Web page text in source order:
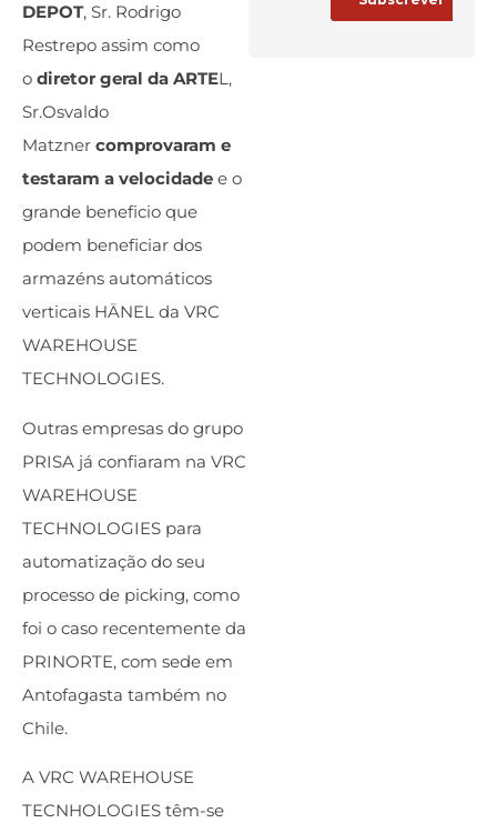
DEPOT, Sr. Rodrigo
Restrepo assim como
o diretor geral da ARTEL,
Sr.Osvaldo
Matzner comprovaram e
testaram a velocidade e o
grande beneficio que
podem beneficiar dos
armazéns automáticos
verticais HÄNEL da VRC
WAREHOUSE
TECHNOLOGIES.
Outras empresas do grupo
PRISA já confiaram na VRC
WAREHOUSE
TECHNOLOGIES para
automatização do seu
processo de picking, como
foi o caso recentemente da
PRINORTE, com sede em
Antofagasta também no
Chile.
A VRC WAREHOUSE
TECNHOLOGIES têm-se